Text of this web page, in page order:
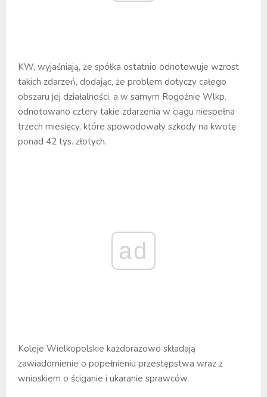
KW, wyjaśniają, że spółka ostatnio odnotowuje wzrost
takich zdarzeń, dodając, że problem dotyczy całego
obszaru jej działalności, a w samym Rogoźnie Wlkp.
odnotowano cztery takie zdarzenia w ciągu niespełna
trzech miesięcy, które spowodowały szkody na kwotę
ponad 42 tys. złotych.
ad
Koleje Wielkopolskie każdorazowo składają
zawiadomienie o popełnieniu przestępstwa wraz z
wnioskiem o ściganie i ukaranie sprawców.